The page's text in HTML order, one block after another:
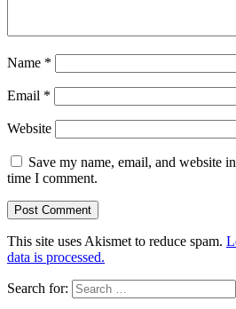
Name *
Email *
Website
Save my name, email, and website
time I comment.
This site uses Akismet to reduce spam.
data is processed.
Search for: